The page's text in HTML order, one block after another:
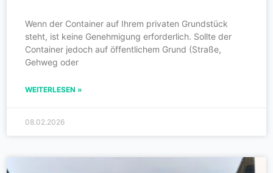
Wenn der Container auf Ihrem privaten Grundstück
steht, ist keine Genehmigung erforderlich. Sollte der
Container jedoch auf öffentlichem Grund (Straße,
Gehweg oder
WEITERLESEN »
08.02.2026